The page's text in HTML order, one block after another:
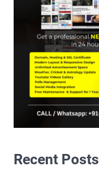
Recent Posts